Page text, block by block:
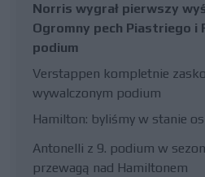
Norris wygrał pierwszy
Ogromny pech Piastriego i
podium
Verstappen kompletnie
wywalczonym podium
Hamilton: byliśmy w stanie
Antonelli z 9. podium w
przewagą nad Hamiltonem